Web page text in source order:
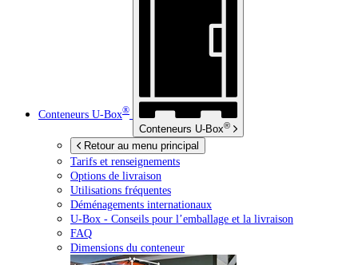
Conteneurs U-Box®
Conteneurs U-Box®
Retour au menu principal
Tarifs et renseignements
Options de livraison
Utilisations fréquentes
Déménagements internationaux
U-Box - Conseils pour l’emballage et la livraison
FAQ
Dimensions du conteneur